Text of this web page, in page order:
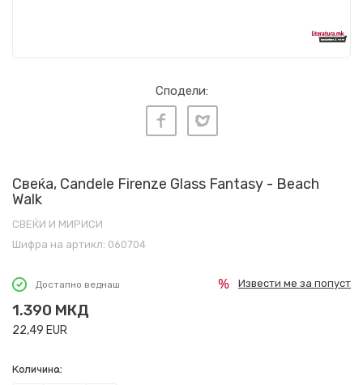
Сподели:
Свеќа, Candele Firenze Glass Fantasy - Beach
Walk
СВЕЌИ И МИРИСИ
Шифра на артикл: 060704
Достапно веднаш
1.390 МКД
22,49 EUR
Извести ме за попуст
Количина: